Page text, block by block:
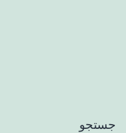
جستجو